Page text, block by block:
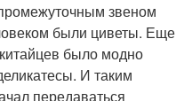
звеном
были циветы. Еще
было модно
И таким
передаваться